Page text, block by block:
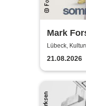
Mark
Shows
Lübeck,
21.08.2026